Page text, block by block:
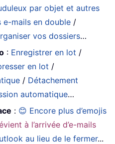
par objet et autres
e-mails en double /
vos dossiers…
: Enregistrer en lot /
en lot /
/ Détachement
automatique…
: 😊 Encore plus d’emojis
à l’arrivée d’e-mails
au lieu de le fermer...